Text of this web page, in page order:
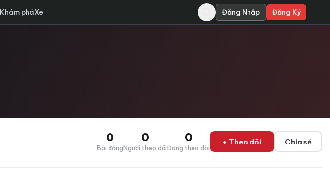
Khám pháXe Đăng Nhập Đăng Ký
0
Bài đăng
0
Người theo dõi
0
Đang theo dõi
+ Theo dõi Chia sẻ